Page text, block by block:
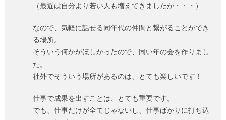
（最近は自分より若い人も増えてきましたが・・・）
なので、気軽に話せる同年代の仲間と繋がることができ
る場所。
そういう何かがほしかったので、同い年の会を作りまし
た。
社外でそういう場所があるのは、とても楽しいです！
仕事で成果を出すことは、とても重要です。
でも、仕事だけが全てじゃないし、仕事ばかりに打ち込